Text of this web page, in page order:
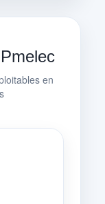
en